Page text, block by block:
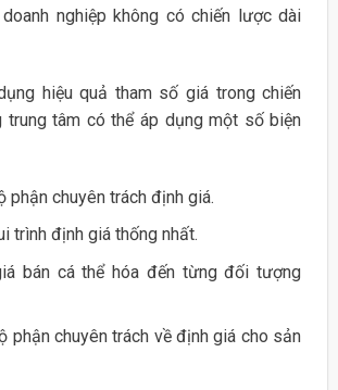
nghiệp không có chiến lược dài
hiệu quả tham số giá trong chiến
trung tâm có thể áp dụng một số biện
phận chuyên trách định giá.
trình định giá thống nhất.
bán cá thể hóa đến từng đối tượng
phận chuyên trách về định giá cho sản